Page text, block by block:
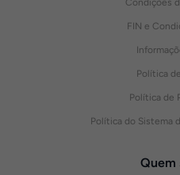
Condições
FIN e
Política
Política de
Política do Sistema
Quem